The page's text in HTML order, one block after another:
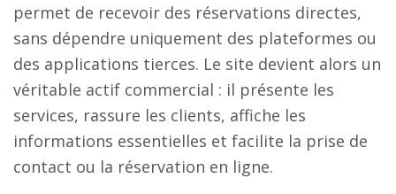
permet de recevoir des réservations directes,
sans dépendre uniquement des plateformes ou
des applications tierces. Le site devient alors un
véritable actif commercial : il présente les
services, rassure les clients, affiche les
informations essentielles et facilite la prise de
contact ou la réservation en ligne.